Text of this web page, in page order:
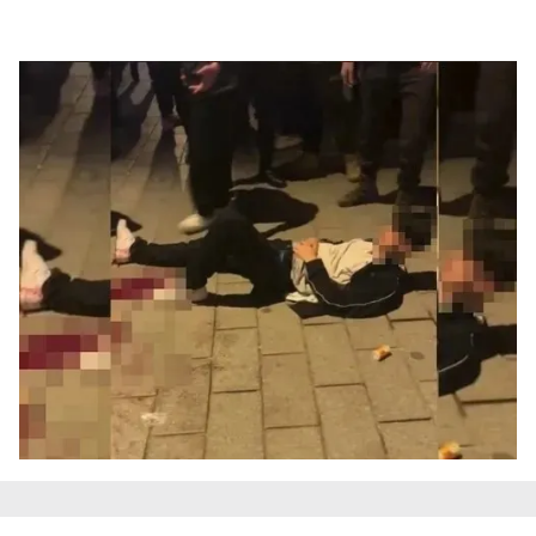
kullanılmaktadır. Diğer çerezler, sitemizin daha işlevsel
kılınması ve kişiselleştirilmesi ve sizlere yönelik
reklam/pazarlama faaliyetlerinin yapılması, amaçlarıyla
sınırlı olarak açık rızanız dahilinde kullanılacaktır.
Çerezlere ilişkin tercihlerinizi aşağıda yer alan panel
vasıtasıyla belirleyebilirsiniz. Çerezlere ilişkin detaylı bilgi
için Ayarlar butonuna tıklayabilir,Çerez Bilgilendirme
Metnimizi ziyaret edebilirsiniz.
6698 sayılı Kişisel Verilerin Korunması Kanunu uyarınca
hazırlanmış Aydınlatma Metnimizi okumak ve sitemizde
ilgili mevzuata uygun olarak kullanılan çerezlerle ilgili bilgi
almak için lütfen